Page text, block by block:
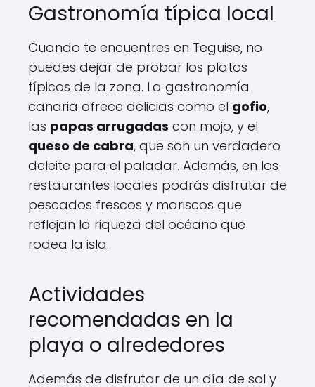
Gastronomía típica local
Cuando te encuentres en Teguise, no
puedes dejar de probar los platos
típicos de la zona. La gastronomía
canaria ofrece delicias como el gofio,
las papas arrugadas con mojo, y el
queso de cabra, que son un verdadero
deleite para el paladar. Además, en los
restaurantes locales podrás disfrutar de
pescados frescos y mariscos que
reflejan la riqueza del océano que
rodea la isla.
Actividades
recomendadas en la
playa o alrededores
Además de disfrutar de un día de sol y